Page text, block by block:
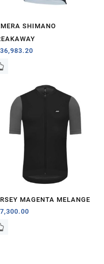
SHIMANO
MAGENTA MELANGE